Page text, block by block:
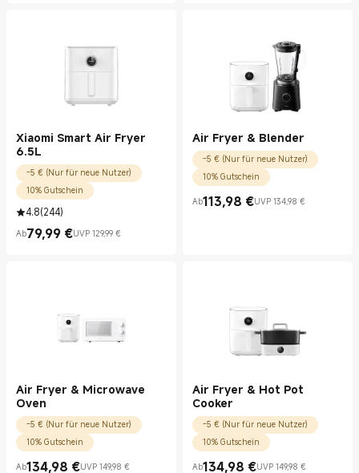
Xiaomi Smart Air Fryer
6.5L
-5 € (Nur für neue Nutzer)
10% Gutschein
4.8(244)
Ab79,99 €
Current Price €79.99UVP 129,99 €
UVP 129,99 €
Air Fryer & Blender
-5 € (Nur für neue Nutzer)
10% Gutschein
Ab113,98 €
Current Price €113.98UVP 134,98 €
UVP 134,98 €
Air Fryer & Microwave
Oven
-5 € (Nur für neue Nutzer)
10% Gutschein
Ab134,98 €
Current Price €134.98UVP 149,98 €
UVP 149,98 €
Air Fryer & Hot Pot
Cooker
-5 € (Nur für neue Nutzer)
10% Gutschein
Ab134,98 €
Current Price €134.98UVP 149,98 €
UVP 149,98 €